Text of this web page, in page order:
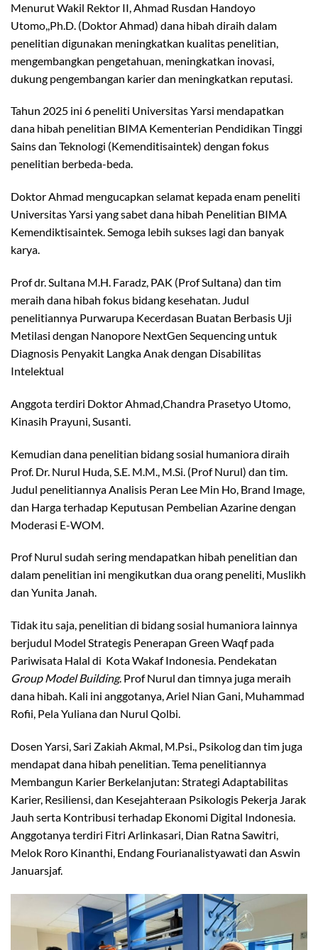
Menurut Wakil Rektor II, Ahmad Rusdan Handoyo
Utomo,,Ph.D. (Doktor Ahmad) dana hibah diraih dalam
penelitian digunakan meningkatkan kualitas penelitian,
mengembangkan pengetahuan, meningkatkan inovasi,
dukung pengembangan karier dan meningkatkan reputasi.
Tahun 2025 ini 6 peneliti Universitas Yarsi mendapatkan
dana hibah penelitian BIMA Kementerian Pendidikan Tinggi
Sains dan Teknologi (Kemenditisaintek) dengan fokus
penelitian berbeda-beda.
Doktor Ahmad mengucapkan selamat kepada enam peneliti
Universitas Yarsi yang sabet dana hibah Penelitian BIMA
Kemendiktisaintek. Semoga lebih sukses lagi dan banyak
karya.
Prof dr. Sultana M.H. Faradz, PAK (Prof Sultana) dan tim
meraih dana hibah fokus bidang kesehatan. Judul
penelitiannya Purwarupa Kecerdasan Buatan Berbasis Uji
Metilasi dengan Nanopore NextGen Sequencing untuk
Diagnosis Penyakit Langka Anak dengan Disabilitas
Intelektual
Anggota terdiri Doktor Ahmad,Chandra Prasetyo Utomo,
Kinasih Prayuni, Susanti.
Kemudian dana penelitian bidang sosial humaniora diraih
Prof. Dr. Nurul Huda, S.E. M.M., M.Si. (Prof Nurul) dan tim.
Judul penelitiannya Analisis Peran Lee Min Ho, Brand Image,
dan Harga terhadap Keputusan Pembelian Azarine dengan
Moderasi E-WOM.
Prof Nurul sudah sering mendapatkan hibah penelitian dan
dalam penelitian ini mengikutkan dua orang peneliti, Muslikh
dan Yunita Janah.
Tidak itu saja, penelitian di bidang sosial humaniora lainnya
berjudul Model Strategis Penerapan Green Waqf pada
Pariwisata Halal di Kota Wakaf Indonesia. Pendekatan
Group Model Building. Prof Nurul dan timnya juga meraih
dana hibah. Kali ini anggotanya, Ariel Nian Gani, Muhammad
Rofii, Pela Yuliana dan Nurul Qolbi.
Dosen Yarsi, Sari Zakiah Akmal, M.Psi., Psikolog dan tim juga
mendapat dana hibah penelitian. Tema penelitiannya
Membangun Karier Berkelanjutan: Strategi Adaptabilitas
Karier, Resiliensi, dan Kesejahteraan Psikologis Pekerja Jarak
Jauh serta Kontribusi terhadap Ekonomi Digital Indonesia.
Anggotanya terdiri Fitri Arlinkasari, Dian Ratna Sawitri,
Melok Roro Kinanthi, Endang Fourianalistyawati dan Aswin
Januarsjaf.